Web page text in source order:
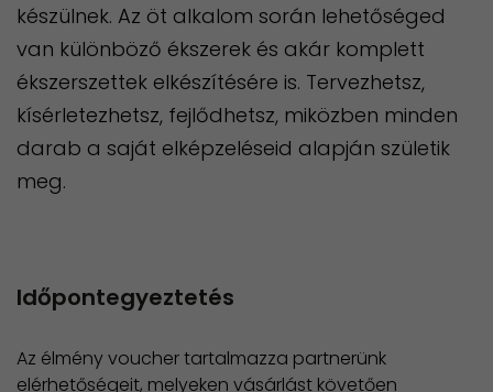
készülnek. Az öt alkalom során lehetőséged
van különböző ékszerek és akár komplett
ékszerszettek elkészítésére is. Tervezhetsz,
kísérletezhetsz, fejlődhetsz, miközben minden
darab a saját elképzeléseid alapján születik
meg.
Időpontegyeztetés
Az élmény voucher tartalmazza partnerünk
elérhetőségeit, melyeken vásárlást követően